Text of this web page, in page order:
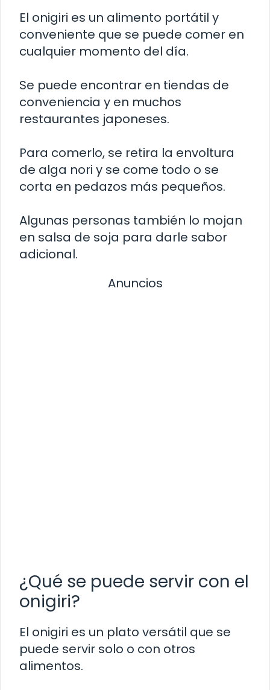
El onigiri es un alimento portátil y
conveniente que se puede comer en
cualquier momento del día.
Se puede encontrar en tiendas de
conveniencia y en muchos
restaurantes japoneses.
Para comerlo, se retira la envoltura
de alga nori y se come todo o se
corta en pedazos más pequeños.
Algunas personas también lo mojan
en salsa de soja para darle sabor
adicional.
Anuncios
¿Qué se puede servir con el
onigiri?
El onigiri es un plato versátil que se
puede servir solo o con otros
alimentos.